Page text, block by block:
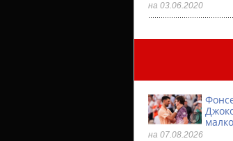
на 03.06.2020
на 07.08.2026